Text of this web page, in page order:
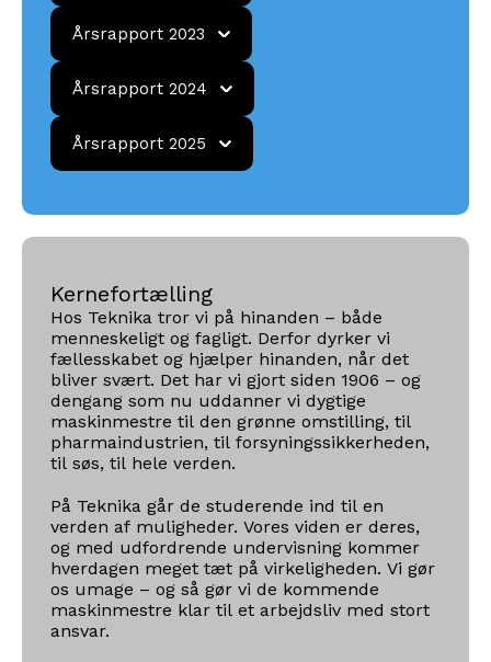
Årsrapport 2023
Årsrapport
2023
Årsrapport 2024
Årsrapport
2024
Årsrapport 2025
Årsrapport
2025
Kernefortælling
Hos Teknika tror vi på hinanden – både
menneskeligt og fagligt. Derfor dyrker vi
fællesskabet og hjælper hinanden, når det
bliver svært. Det har vi gjort siden 1906 – og
dengang som nu uddanner vi dygtige
maskinmestre til den grønne omstilling, til
pharmaindustrien, til forsyningssikkerheden,
til søs, til hele verden.
På Teknika går de studerende ind til en
verden af muligheder. Vores viden er deres,
og med udfordrende undervisning kommer
hverdagen meget tæt på virkeligheden. Vi gør
os umage – og så gør vi de kommende
maskinmestre klar til et arbejdsliv med stort
ansvar.